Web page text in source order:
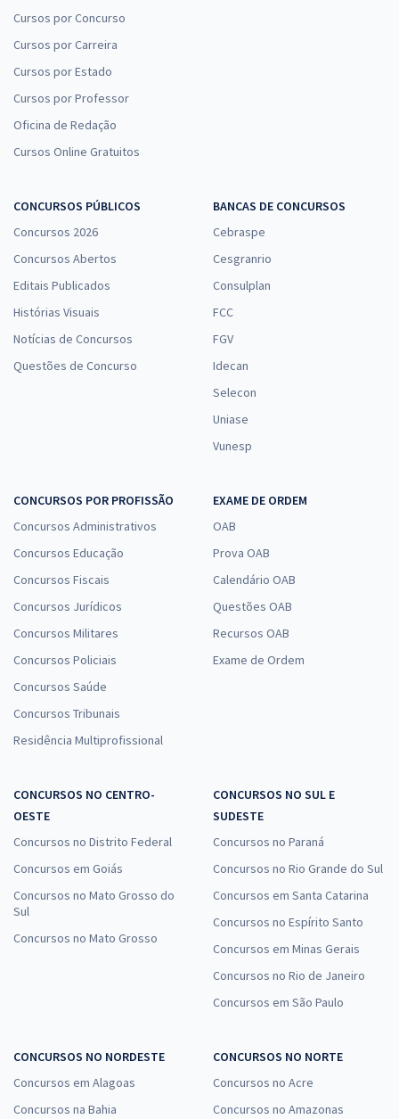
Cursos por Concurso
Cursos por Carreira
Cursos por Estado
Cursos por Professor
Oficina de Redação
Cursos Online Gratuitos
CONCURSOS PÚBLICOS
Concursos 2026
Concursos Abertos
Editais Publicados
Histórias Visuais
Notícias de Concursos
Questões de Concurso
BANCAS DE CONCURSOS
Cebraspe
Cesgranrio
Consulplan
FCC
FGV
Idecan
Selecon
Uniase
Vunesp
CONCURSOS POR PROFISSÃO
Concursos Administrativos
Concursos Educação
Concursos Fiscais
Concursos Jurídicos
Concursos Militares
Concursos Policiais
Concursos Saúde
Concursos Tribunais
Residência Multiprofissional
EXAME DE ORDEM
OAB
Prova OAB
Calendário OAB
Questões OAB
Recursos OAB
Exame de Ordem
CONCURSOS NO CENTRO-
OESTE
Concursos no Distrito Federal
Concursos em Goiás
Concursos no Mato Grosso do
Sul
Concursos no Mato Grosso
CONCURSOS NO SUL E
SUDESTE
Concursos no Paraná
Concursos no Rio Grande do Sul
Concursos em Santa Catarina
Concursos no Espírito Santo
Concursos em Minas Gerais
Concursos no Rio de Janeiro
Concursos em São Paulo
CONCURSOS NO NORDESTE
Concursos em Alagoas
Concursos na Bahia
CONCURSOS NO NORTE
Concursos no Acre
Concursos no Amazonas